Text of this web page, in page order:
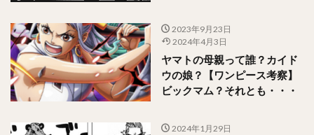
2023年9月23日
2024年4月3日
ヤマトの母親って誰？カイド
ウの娘？【ワンピース考察】
ビックマム？それとも・・・
2024年1月29日